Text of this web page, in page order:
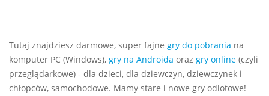
Tutaj znajdziesz darmowe, super fajne gry do pobrania na
komputer PC (Windows), gry na Androida oraz gry online (czyli
przeglądarkowe) - dla dzieci, dla dziewczyn, dziewczynek i
chłopców, samochodowe. Mamy stare i nowe gry odlotowe!